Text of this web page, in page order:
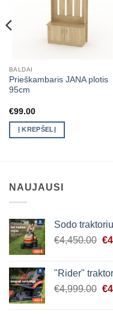
BALDAI
Prieškambaris JANA plotis
95cm
€99.00
Į KREPŠELĮ
NAUJAUSI
Sodo
€4,450.00 €
"Rider"
€4,999.00 €